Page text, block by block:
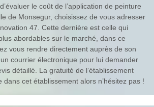
le coût de l’application de peinture
de Monsegur, choisissez de vous adresser
47. Cette dernière est celle qui
abordables sur le marché, dans ce
vous rendre directement auprès de son
courrier électronique pour lui demander
détaillé. La gratuité de l’établissement
dans cet établissement alors n’hésitez pas !